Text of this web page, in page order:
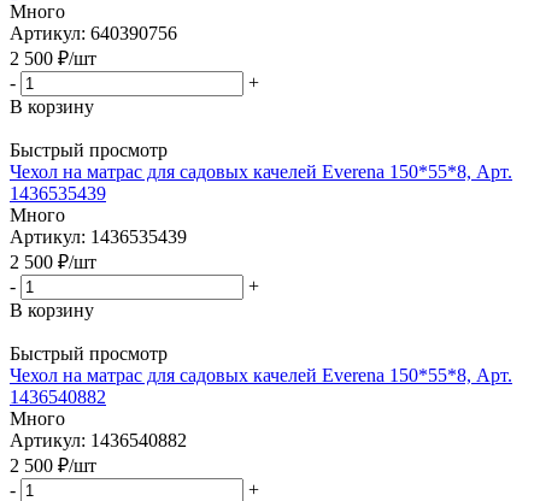
Много
Артикул: 640390756
2 500 ₽/шт
-
+
В корзину
Быстрый просмотр
Чехол на матрас для садовых качелей Everena 150*55*8, Арт.
1436535439
Много
Артикул: 1436535439
2 500 ₽/шт
-
+
В корзину
Быстрый просмотр
Чехол на матрас для садовых качелей Everena 150*55*8, Арт.
1436540882
Много
Артикул: 1436540882
2 500 ₽/шт
-
+